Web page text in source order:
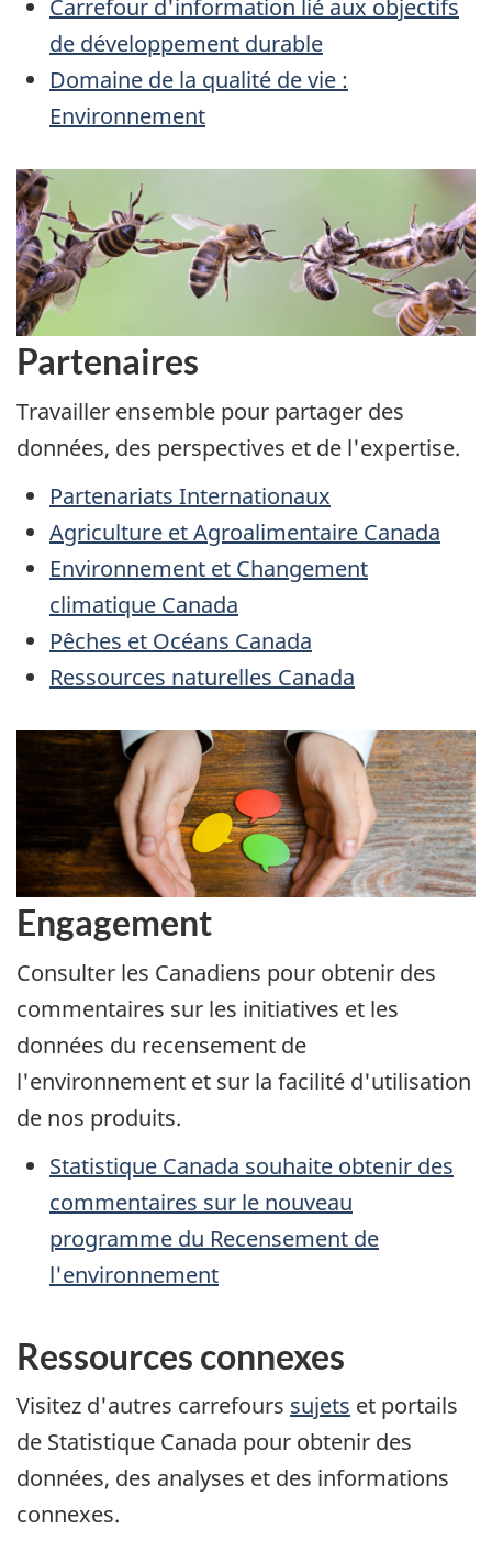
Carrefour d'information lié aux objectifs
de développement durable
Domaine de la qualité de vie :
Environnement
Partenaires
Travailler ensemble pour partager des
données, des perspectives et de l'expertise.
Partenariats Internationaux
Agriculture et Agroalimentaire Canada
Environnement et Changement
climatique Canada
Pêches et Océans Canada
Ressources naturelles Canada
Engagement
Consulter les Canadiens pour obtenir des
commentaires sur les initiatives et les
données du recensement de
l'environnement et sur la facilité d'utilisation
de nos produits.
Statistique Canada souhaite obtenir des
commentaires sur le nouveau
programme du Recensement de
l'environnement
Ressources connexes
Visitez d'autres carrefours sujets et portails
de Statistique Canada pour obtenir des
données, des analyses et des informations
connexes.